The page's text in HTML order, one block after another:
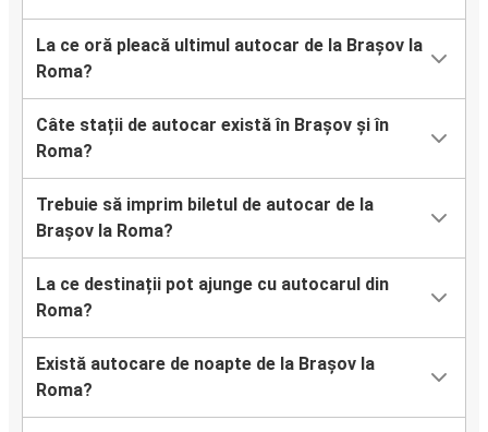
La ce oră pleacă ultimul autocar de la Brașov la
Roma?
Câte stații de autocar există în Brașov și în
Roma?
Trebuie să imprim biletul de autocar de la
Brașov la Roma?
La ce destinații pot ajunge cu autocarul din
Roma?
Există autocare de noapte de la Brașov la
Roma?